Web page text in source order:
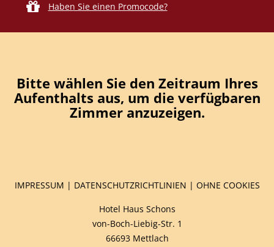
Haben Sie einen Promocode?
Bitte wählen Sie den Zeitraum Ihres
Aufenthalts aus, um die verfügbaren
Zimmer anzuzeigen.
IMPRESSUM | DATENSCHUTZRICHTLINIEN | OHNE COOKIES
Hotel Haus Schons
von-Boch-Liebig-Str. 1
66693 Mettlach